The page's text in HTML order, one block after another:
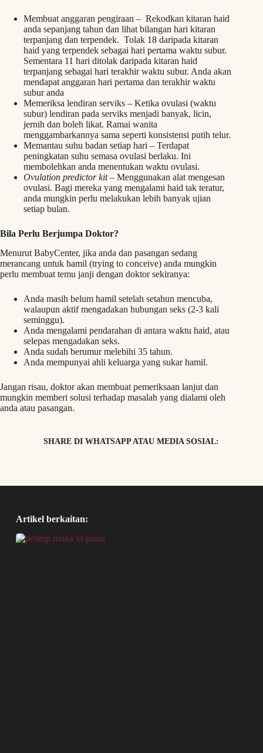
Membuat anggaran pengiraan – Rekodkan kitaran haid
anda sepanjang tahun dan lihat bilangan hari kitaran
terpanjang dan terpendek. Tolak 18 daripada kitaran
haid yang terpendek sebagai hari pertama waktu subur.
Sementara 11 hari ditolak daripada kitaran haid
terpanjang sebagai hari terakhir waktu subur. Anda akan
mendapat anggaran hari pertama dan terakhir waktu
subur anda
Memeriksa lendiran serviks – Ketika ovulasi (waktu
subur) lendiran pada serviks menjadi banyak, licin,
jernih dan boleh likat. Ramai wanita
menggambarkannya sama seperti konsistensi putih telur.
Memantau suhu badan setiap hari – Terdapat
peningkatan suhu semasa ovulasi berlaku. Ini
membolehkan anda menentukan waktu ovulasi.
Ovulation predictor kit– Menggunakan alat mengesan
ovulasi. Bagi mereka yang mengalami haid tak teratur,
anda mungkin perlu melakukan lebih banyak ujian
setiap bulan.
Bila Perlu Berjumpa Doktor?
Menurut BabyCenter, jika anda dan pasangan sedang
merancang untuk hamil (trying to conceive) anda mungkin
perlu membuat temu janji dengan doktor sekiranya:
Anda masih belum hamil setelah setahun mencuba,
walaupun aktif mengadakan hubungan seks (2-3 kali
seminggu).
Anda mengalami pendarahan di antara waktu haid, atau
selepas mengadakan seks.
Anda sudah berumur melebihi 35 tahun.
Anda mempunyai ahli keluarga yang sukar hamil.
Jangan risau, doktor akan membuat pemeriksaan lanjut dan
mungkin memberi solusi terhadap masalah yang dialami oleh
anda atau pasangan.
SHARE DI WHATSAPP ATAU MEDIA SOSIAL:
Artikel berkaitan: